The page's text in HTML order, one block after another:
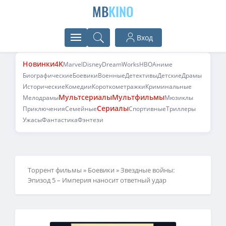
MBKINO
Вход
Новинки4KMarvelDisneyDreamWorksHBOАниме
БиографическиеБоевикиВоенныеДетективыДетскиеДрамы
ИсторическиеКомедииКороткометражкиКриминальные
МелодрамыМультсериалыМультфильмыМюзиклы
ПриключенияСемейныеСериалыСпортивныеТриллеры
УжасыФантастикаФэнтези
Торрент фильмы » Боевики » Звездные войны:
Эпизод 5 – Империя наносит ответный удар